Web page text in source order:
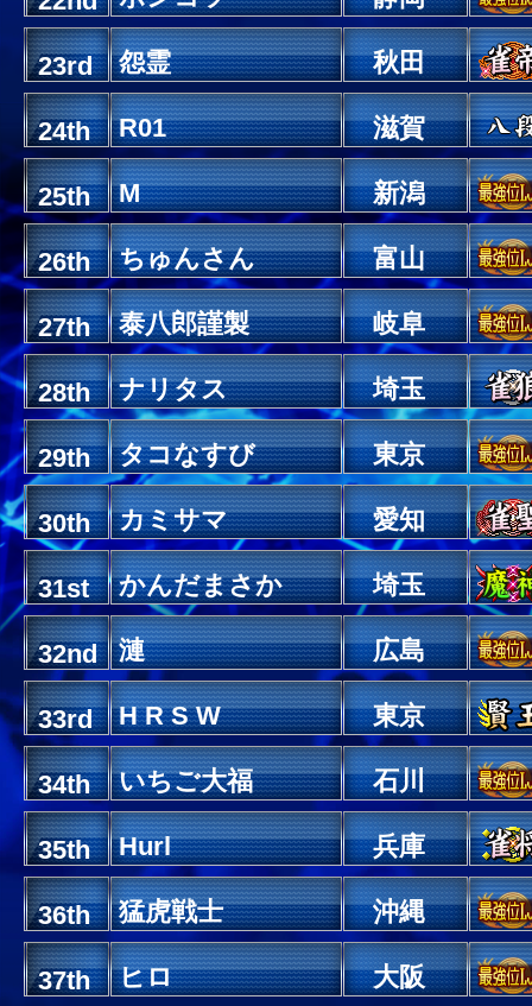
23rd 怨霊 秋田
24th R01 滋賀
25th M 新潟
26th ちゅんさん 富山
27th 泰八郎謹製 岐阜
28th ナリタス 埼玉
29th タコなすび 東京
30th カミサマ 愛知
31st かんだまさか 埼玉
32nd 漣 広島
33rd H R S W 東京
34th いちご大福 石川
35th Hurl 兵庫
36th 猛虎戦士 沖縄
37th ヒロ 大阪